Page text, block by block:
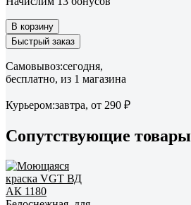
В корзину
Быстрый заказ
Самовывоз:сегодня,
бесплатно, из 1 магазина
Курьером:завтра, от 290 ₽
Сопутствующие товары